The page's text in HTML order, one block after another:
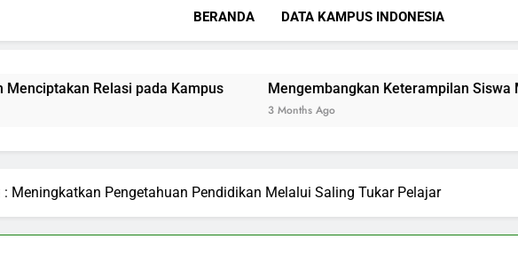
BERANDA DATA KAMPUS INDONESIA
Relasi pada Kampus Mengembangkan Keterampilan Siswa Melalui
Meningkatkan Pengetahuan Pendidikan Melalui Saling Tukar Pelajar